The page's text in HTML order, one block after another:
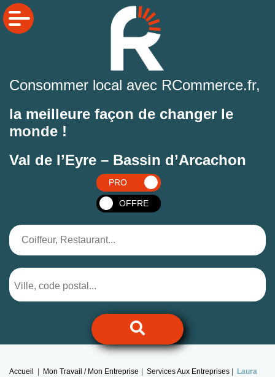
Consommer local avec RCommerce.fr,
la meilleure façon de changer le
monde !
Val de l’Eyre – Bassin d’Arcachon
PRO
OFFRE
Accueil Mon Travail / Mon Entreprise Services Aux Entreprises
Laura